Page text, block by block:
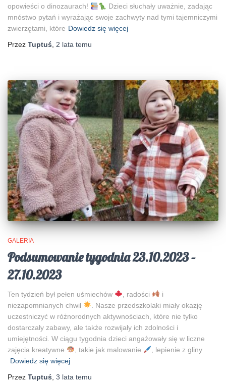
opowieści o dinozaurach!
Dzieci słuchały uważnie, zadając
mnóstwo pytań i wyrażając swoje zachwyty nad tymi tajemniczymi
zwierzętami, które Dowiedz się więcej
Przez Tuptuś, 2 lata temu
GALERIA
Podsumowanie tygodnia 23.10.2023 –
27.10.2023
Ten tydzień był pełen uśmiechów , radości
i
niezapomnianych chwil
. Nasze przedszkolaki miały okazję
uczestniczyć w różnorodnych aktywnościach, które nie tylko
dostarczały zabawy, ale także rozwijały ich zdolności i
umiejętności. W ciągu tygodnia dzieci angażowały się w liczne
zajęcia kreatywne
, takie jak malowanie
, lepienie z gliny
Dowiedz się więcej
Przez Tuptuś 3 lata temu